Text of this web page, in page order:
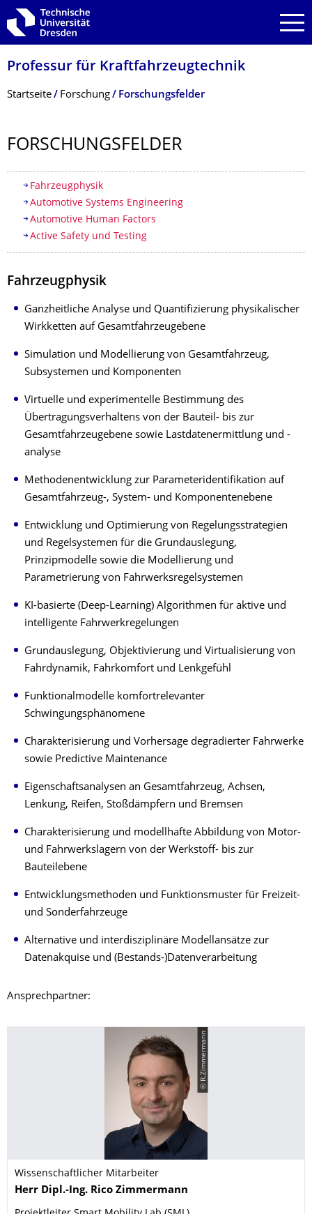
Zur Hauptnavigation springen
Zur Suche springen
Zum Inhalt springen
Professur für Kraftfahrzeugtech­nik
Breadcrumb-Menü
Startseite Forschung Forschungsfelder
FORSCHUNGSFEL­DER
Inhaltsverzeichnis
Fahrzeugphysik
Automotive Systems Engineering
Automotive Human Factors
Active Safety und Testing
Fahrzeugphysik
Ganzheitliche Analyse und Quantifizierung physikalischer
Wirkketten auf Gesamtfahrzeugebene
Simulation und Modellierung von Gesamtfahrzeug,
Subsystemen und Komponenten
Virtuelle und experimentelle Bestimmung des
Übertragungsverhaltens von der Bauteil- bis zur
Gesamtfahrzeugebene sowie Lastdatenermittlung und -
analyse
Methodenentwicklung zur Parameteridentifikation auf
Gesamtfahrzeug-, System- und Komponentenebene
Entwicklung und Optimierung von Regelungsstrategien
und Regelsystemen für die Grundauslegung,
Prinzipmodelle sowie die Modellierung und
Parametrierung von Fahrwerksregelsystemen
KI-basierte (Deep-Learning) Algorithmen für aktive und
intelligente Fahrwerkregelungen
Grundauslegung, Objektivierung und Virtualisierung von
Fahrdynamik, Fahrkomfort und Lenkgefühl
Funktionalmodelle komfortrelevanter
Schwingungsphänomene
Charakterisierung und Vorhersage degradierter Fahrwerke
sowie Predictive Maintenance
Eigenschaftsanalysen an Gesamtfahrzeug, Achsen,
Lenkung, Reifen, Stoßdämpfern und Bremsen
Charakterisierung und modellhafte Abbildung von Motor-
und Fahrwerkslagern von der Werkstoff- bis zur
Bauteilebene
Entwicklungsmethoden und Funktionsmuster für Freizeit-
und Sonderfahrzeuge
Alternative und interdisziplinäre Modellansätze zur
Datenakquise und (Bestands-)Datenverarbeitung
Ansprechpartner:
© R.Zimmermann
Wissenschaftlicher Mitarbeiter
Name
Herr Dipl.-Ing. Rico Zimmermann